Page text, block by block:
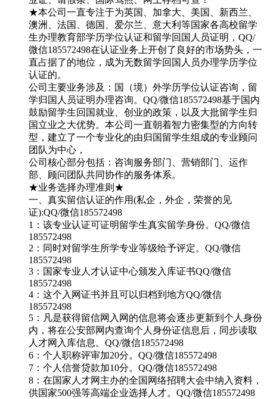
★本公司一直专注于为英国、加拿大、美国、新西兰、
澳洲、法国、德国、爱尔兰、意大利等国家各高校留学
生办理教育部学历学位认证和留学回国人员证明，QQ/
微信185572498在认证业务上开创了良好的市场势头，一
直占据了的地位，成为无数留学回国人员办理学历学位
认证的。
公司主要业务涉及：国（境）外学历学位认证咨询，留
学归国人员证明办理咨询。QQ/微信185572498基于国内
鼓励留学生回国就业、创业的政策，以及大批留学生归
国立业之大优势。本公司一直朝着智力密集型的方向转
型，建立了一个专业化的由归国留学生组成的专业顾问
团队为中心，
公司核心部分包括：咨询服务部门、营销部门、运作
部、顾问团队共同协作的服务体系。
★业务选择办理准则★
一、真实留信认证的作用(私企，外企，荣誉的见
证):QQ/微信185572498
1：该专业认证可证明留学生真实留学身份。QQ/微信
185572498
2：同时对留学生所学专业等级给予评定。QQ/微信
185572498
3：国家专业人才认证中心颁发入库证书QQ/微信
185572498
4：这个入网证书并且可以归档到地方QQ/微信
185572498
5：凡是获得留信网入网的信息将会逐步更新到个人身份
内，将在公安部网内查询个人身份证信息后，同步读取
人才网入库信息。QQ/微信185572498
6：个人职称评审加20分。QQ/微信185572498
7：个人信誉贷款加10分。QQ/微信185572498
8：在国家人才网主办的全国网络招聘大会中纳入资料，
供国家500强等高端企业选择人才。QQ/微信185572498